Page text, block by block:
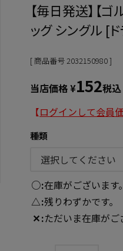
【毎日発送】【
ッグ シングル [
商品番号2032150980
当店価格¥152税込
【ログインして会員
種類
○ 在庫がございます。
△ 残りわずかです。
✕ ただいま在庫がご